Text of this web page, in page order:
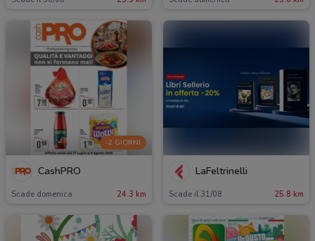
-2 GIORNI
CashPRO
Scade domenica 24.3 km
LaFeltrinelli
Scade il 31/08 25.8 km